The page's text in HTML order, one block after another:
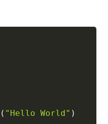
( "Hello World" )